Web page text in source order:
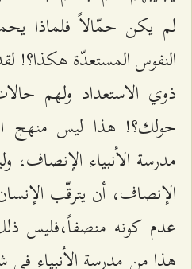
لم يكن حمّالاً فلماذا
النفوس المستعدّة هكذا؟!
ذوي الاستعداد ولهم
حولك؟! هذا ليس منهج
مدرسة الأنبياء
الإنصاف، أن يترقّب
عدم كونه منصفاً،فليس
هذا من مدرسة الأنبياء